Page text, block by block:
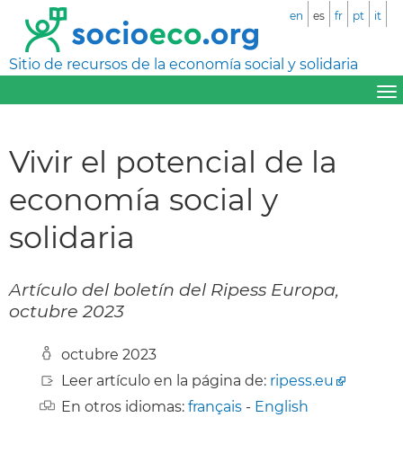
Sitio de recursos de la economía social y solidaria
en es fr pt it
Vivir el potencial de la
economía social y
solidaria
Artículo del boletín del Ripess Europa,
octubre 2023
octubre 2023
Leer artículo en la página de: ripess.eu
En otros idiomas: français - English